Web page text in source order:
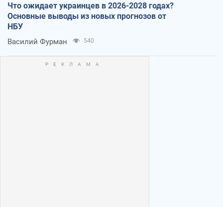
Что ожидает украинцев в 2026-2028 годах?
Основные выводы из новых прогнозов от
НБУ
Василий Фурман 540